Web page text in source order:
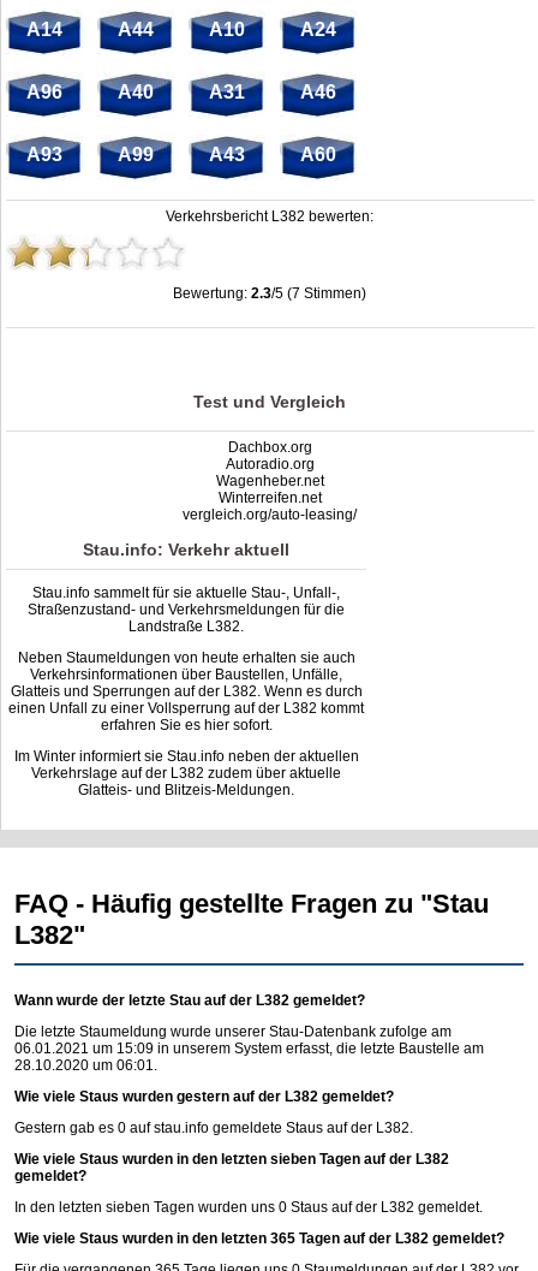
A14 A44 A10 A24
A96 A40 A31 A46
A93 A99 A43 A60
Verkehrsbericht L382 bewerten:
Bewertung:2.3/5 (7 Stimmen)
Stau L382: Unfälle, Sperrung & Baustellen | Staumelder L382 ,2.3out of5based
Test und Vergleich
Dachbox.org
Autoradio.org
Wagenheber.net
Winterreifen.net
vergleich.org/auto-leasing/
Stau.info: Verkehr aktuell
Stau.info sammelt für sie aktuelle Stau-, Unfall-,
Straßenzustand- und Verkehrsmeldungen für die
Landstraße L382.
Neben Staumeldungen von heute erhalten sie auch
Verkehrsinformationen über Baustellen, Unfälle,
Glatteis und Sperrungen auf der L382. Wenn es durch
einen Unfall zu einer Vollsperrung auf der L382 kommt
erfahren Sie es hier sofort.
Im Winter informiert sie Stau.info neben der aktuellen
Verkehrslage auf der L382 zudem über aktuelle
Glatteis- und Blitzeis-Meldungen.
FAQ - Häufig gestellte Fragen zu "Stau
L382"
Wann wurde der letzte Stau auf der L382 gemeldet?
Die letzte Staumeldung wurde unserer Stau-Datenbank zufolge am
06.01.2021 um 15:09 in unserem System erfasst, die letzte Baustelle am
28.10.2020 um 06:01.
Wie viele Staus wurden gestern auf der L382 gemeldet?
Gestern gab es 0 aufstau.info gemeldete Staus auf der L382.
Wie viele Staus wurden in den letzten sieben Tagen auf der L382
gemeldet?
In den letzten sieben Tagen wurden uns 0 Staus auf der L382 gemeldet.
Wie viele Staus wurden in den letzten 365 Tagen auf der L382 gemeldet?